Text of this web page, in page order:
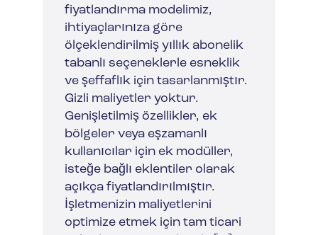
fiyatlandırma modelimiz,
ihtiyaçlarınıza göre
ölçeklendirilmiş yıllık abonelik
tabanlı seçeneklerle esneklik
ve şeffaflık için tasarlanmıştır.
Gizli maliyetler yoktur.
Genişletilmiş özellikler, ek
bölgeler veya eşzamanlı
kullanıcılar için ek modüller,
isteğe bağlı eklentiler olarak
açıkça fiyatlandırılmıştır.
İşletmenizin maliyetlerini
optimize etmek için tam ticari